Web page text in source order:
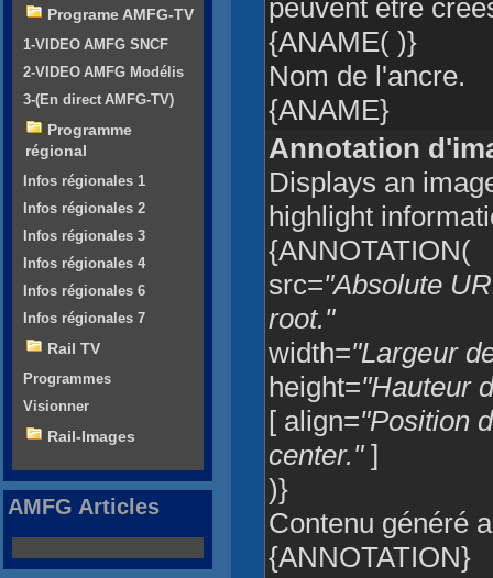
peuvent être
{ANAME( )}
Nom de l'ancre.
{ANAME}
Annotation
Displays an
highlight
{ANNOTATION(
src="Absolute
root."
width="Largeur
height="Hauteur
[ align="Position
center."]
)}
Contenu généré
{ANNOTATION}
Programe AMFG-TV
1-VIDEO AMFG SNCF
2-VIDEO AMFG Modélis
3-(En direct AMFG-TV)
Programme
régional
Infos régionales 1
Infos régionales 2
Infos régionales 3
Infos régionales 4
Infos régionales 6
Infos régionales 7
Rail TV
Programmes
Visionner
Rail-Images
AMFG Articles